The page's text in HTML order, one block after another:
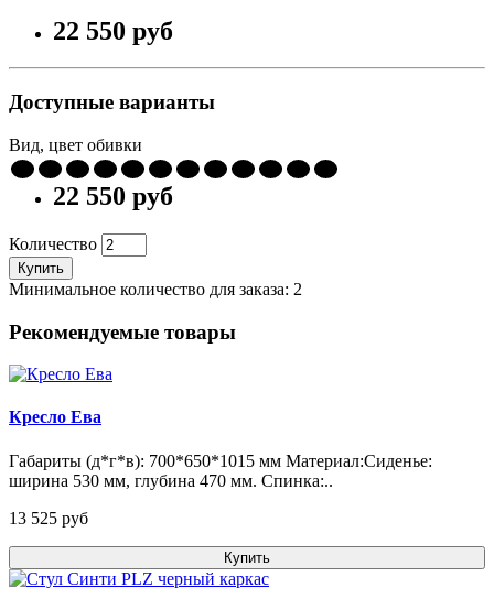
22 550 pуб
Доступные варианты
Вид, цвет обивки
22 550 pуб
Количество
Купить
Минимальное количество для заказа: 2
Рекомендуемые товары
Кресло Ева
Габариты (д*г*в): 700*650*1015 мм Материал:Сиденье:
ширина 530 мм, глубина 470 мм. Спинка:..
13 525 pуб
Купить